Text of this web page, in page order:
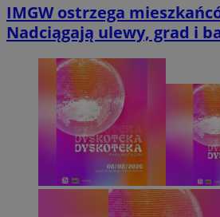
IMGW ostrzega
Nadciągają ulewy, grad i